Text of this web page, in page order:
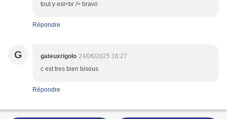
tout y est<br /> bravo
Répondre
G gateuxrigolo 24/06/2025 16:27
c est tres bien bisous
Répondre